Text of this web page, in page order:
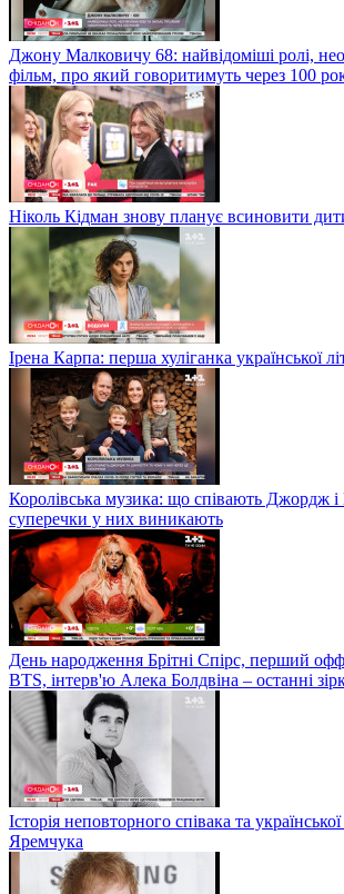
Джону Малковичу 68: найвідоміші ролі,
фільм, про який говоритимуть через 100
Ніколь Кідман знову планує всиновити
Ірена Карпа: перша хуліганка української
Королівська музика: що співають Джордж і
суперечки у них виникають
День народження Брітні Спірс, перший
BTS, інтерв'ю Алека Болдвіна – останні
Історія неповторного співака та
Яремчука